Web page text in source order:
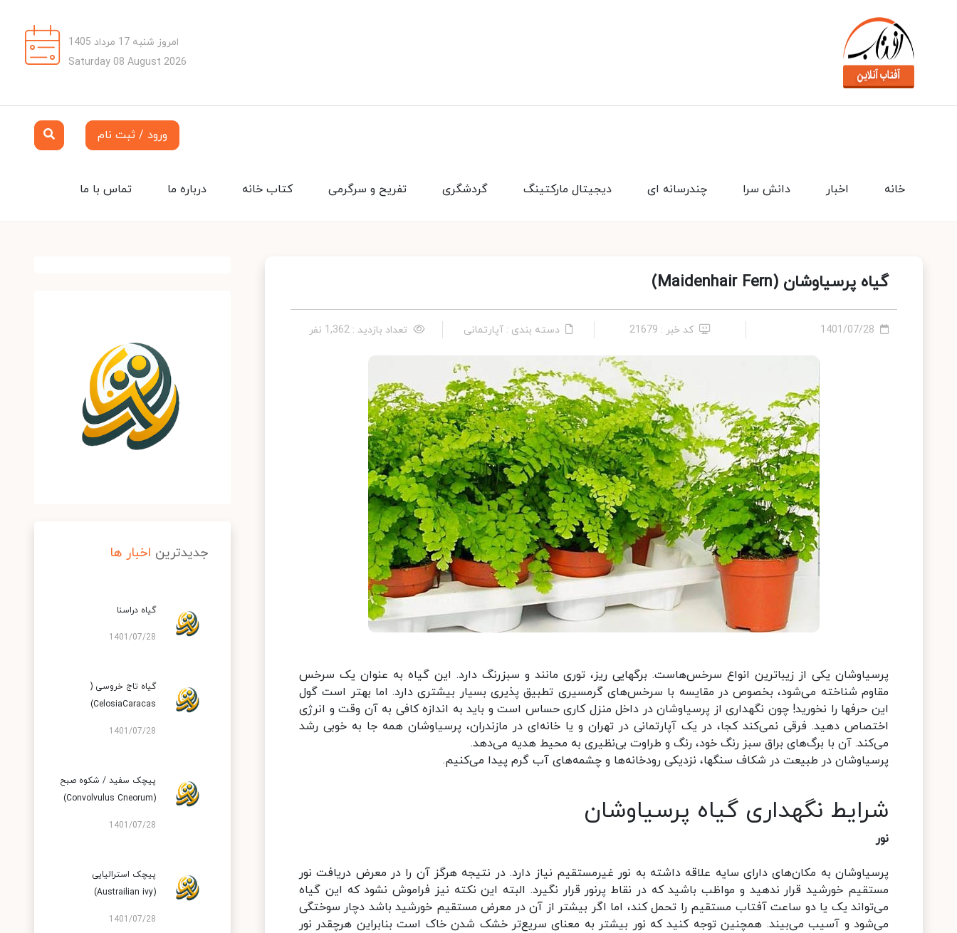
امروز شنبه 17 مرداد 1405
Saturday 08 August 2026
ورود / ثبت نام
تماس با ما درباره ما کتاب خانه تفریح و سرگرمی گردشگری دیجیتال مارکتینگ چندرسانه ای دانش سرا اخبار خانه
گیاه پرسیاوشان (Maidenhair Fern)
1401/07/28 کد خبر : 21679 دسته بندی : آپارتمانی تعداد بازدید : 1,362 نفر
پرسیاوشان یکی از زیباترین انواع سرخس‌هاست. برگهایی ریز، توری مانند و سبزرنگ دارد. این گیاه به عنوان یک سرخس
مقاوم شناخته می‌شود، بخصوص در مقایسه با سرخس‌های گرمسیری تطبیق پذیری بسیار بیشتری دارد. اما بهتر است گول
این حرفها را نخورید! چون نگهداری از پرسیاوشان در داخل منزل کاری حساس است و باید به اندازه کافی به آن وقت و انرژی
اختصاص دهید. فرقی نمی‌کند کجا، در یک آپارتمانی در تهران و یا خانه‌ای در مازندران، پرسیاوشان همه جا به خوبی رشد
می‌کند. آن با برگ‌های براق سبز رنگ خود، رنگ و طراوت بی‌نظیری به محیط هدیه می‌دهد.
پرسیاوشان در طبیعت در شکاف سنگها، نزدیکی رودخانه‌ها و چشمه‌های آب گرم پیدا می‌کنیم.
شرایط نگهداری گیاه پرسیاوشان
نور
پرسیاوشان به مکان‌های دارای سایه علاقه داشته به نور غیرمستقیم نیاز دارد. در نتیجه هرگز آن را در معرض دریافت نور
مستقیم خورشید قرار ندهید و مواظب باشید که در نقاط پرنور قرار نگیرد. البته این نکته نیز فراموش نشود که این گیاه
می‌تواند یک یا دو ساعت آفتاب مستقیم را تحمل کند، اما اگر بیشتر از آن در معرض مستقیم خورشید باشد دچار سوختگی
می‌شود و آسیب می‌بیند. همچنین توجه کنید که نور بیشتر به معنای سریع‌تر خشک شدن خاک است بنابراین هرچقدر نور
جدیدترین اخبار ها
گیاه دراسنا
1401/07/28
گیاه تاج خروسی (
CelosiaCaracas)
1401/07/28
پیچک سفید / شکوه صبح
(Convolvulus Cneorum)
1401/07/28
پیچک استرالیایی
(Austrailian ivy)
1401/07/28